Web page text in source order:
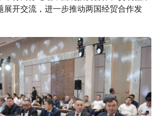
展开交流，进一步推动两国经贸合作发